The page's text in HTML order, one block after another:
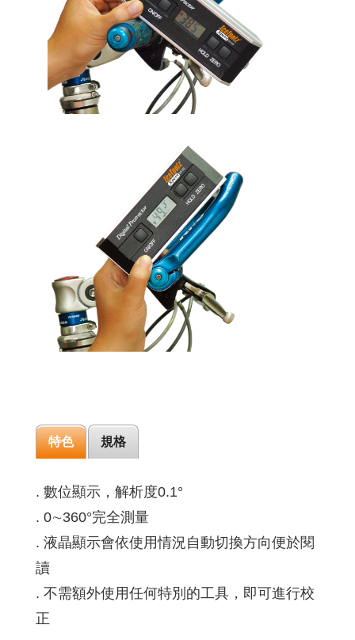
特色 規格
. 數位顯示，解析度0.1°
. 0∼360°完全測量
. 液晶顯示會依使用情況自動切換方向便於閱
讀
. 不需額外使用任何特別的工具，即可進行校
正